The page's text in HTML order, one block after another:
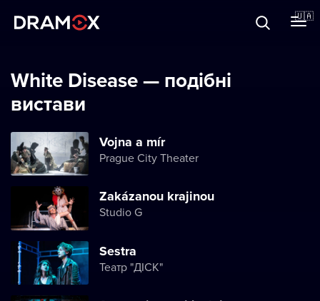
🇺🇦
Зареєструватися
White Disease — подібні
вистави
Vojna a mír
Prague City Theater
Zakázanou krajinou
Studio G
Sestra
Театр "ДІСК"